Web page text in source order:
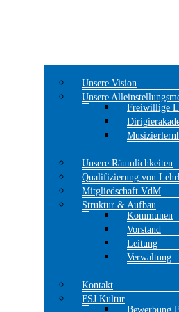
Unsere Vision
Unsere
Freiwillige
Unsere Räumlichkeiten
Qualifizierung von
Mitgliedschaft VdM
Struktur & Aufbau
Kommunen
Vorstand
Leitung
Verwaltung
Kontakt
FSJ Kultur
Bewerbung